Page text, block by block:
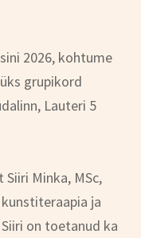
2026, kohtume
grupikord
Lauteri 5
Minka, MSc,
ja
on toetanud ka